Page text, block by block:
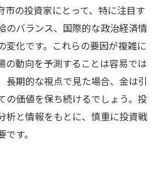
市の投資家にとって、特に注目す
のバランス、国際的な政治経済情
変化です。これらの要因が複雑に
の動向を予測することは容易では
長期的な視点で見た場合、金は引
の価値を保ち続けるでしょう。投
析と情報をもとに、慎重に投資戦
す。